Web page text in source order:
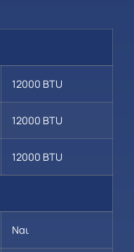
12000 BTU
12000 BTU
12000 BTU
Ναι